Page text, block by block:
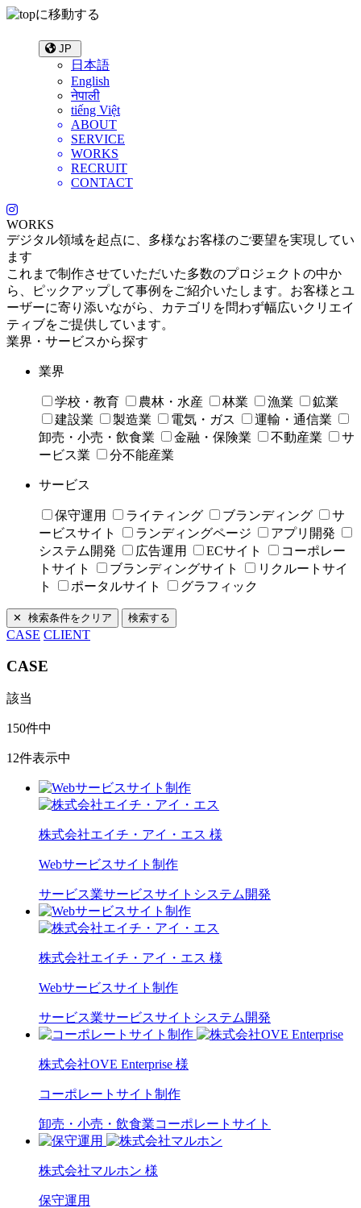
JP
日本語
English
नेपाली
tiếng Việt
ABOUT
SERVICE
WORKS
RECRUIT
CONTACT
WORKS
デジタル領域を起点に、多様なお客様のご要望を実現してい
ます
これまで制作させていただいた多数のプロジェクトの中か
ら、ピックアップして事例をご紹介いたします。お客様とユ
ーザーに寄り添いながら、カテゴリを問わず幅広いクリエイ
ティブをご提供しています。
業界・サービスから探す
業界
学校・教育 農林・水産 林業 漁業
鉱業
建設業
製造業 電気・ガス
運輸・通信業
卸売・小売・飲食業
金融・保険業 不動産業
サ
ービス業
分不能産業
サービス
保守運用 ライティング ブランディング
サ
ービスサイト
ランディングページ
アプリ開発
システム開発
広告運用 ECサイト
コーポレー
トサイト
ブランディングサイト
リクルートサイ
ト
ポータルサイト グラフィック
CASE CLIENT
CASE
該当
150件中
12件表示中
株式会社エイチ・アイ・エス 様
Webサービスサイト制作
サービス業サービスサイト システム開発
株式会社エイチ・アイ・エス 様
Webサービスサイト制作
サービス業サービスサイト システム開発
株式会社OVE Enterprise 様
コーポレートサイト制作
卸売・小売・飲食業コーポレートサイト
株式会社マルホン 様
保守運用